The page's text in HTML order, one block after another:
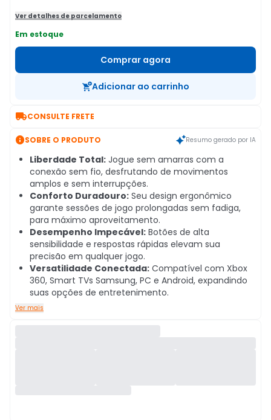
Ver detalhes de parcelamento
Em estoque
Comprar agora
Adicionar ao carrinho
CONSULTE FRETE
SOBRE O PRODUTO Resumo gerado por IA
Liberdade Total: Jogue sem amarras com a
conexão sem fio, desfrutando de movimentos
amplos e sem interrupções.
Conforto Duradouro: Seu design ergonômico
garante sessões de jogo prolongadas sem fadiga,
para máximo aproveitamento.
Desempenho Impecável: Botões de alta
sensibilidade e respostas rápidas elevam sua
precisão em qualquer jogo.
Versatilidade Conectada: Compatível com Xbox
360, Smart TVs Samsung, PC e Android, expandindo
suas opções de entretenimento.
Ver mais